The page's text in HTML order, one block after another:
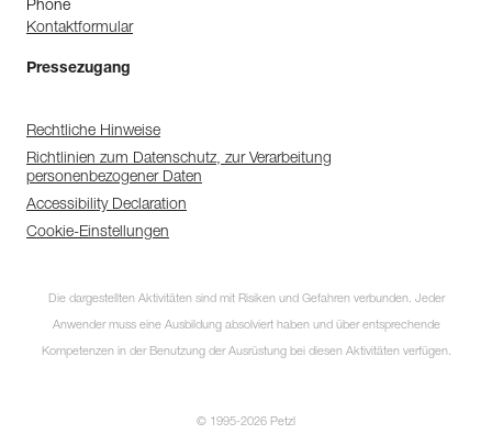
Phone
Kontaktformular
Pressezugang
Rechtliche Hinweise
Richtlinien zum Datenschutz, zur Verarbeitung
personenbezogener Daten
Accessibility Declaration
Cookie-Einstellungen
Die dargestellten Aktivitäten sind mit Risiken und Gefahren verbunden. Jeder
Anwender muss eine Ausbildung absolviert haben und über entsprechende
Kompetenzen in der Benutzung der Ausrüstung bei diesen Aktivitäten verfügen.
© 1995-2026 Petzl